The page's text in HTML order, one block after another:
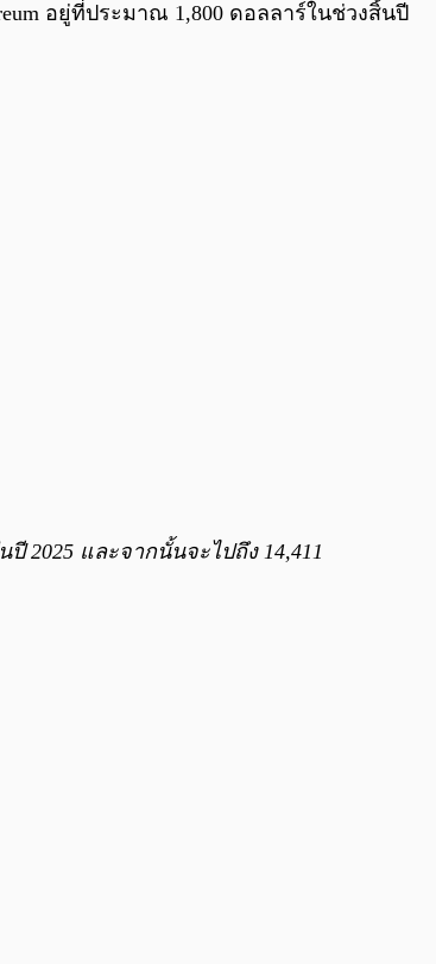
อยู่ที่ประมาณ 1,800 ดอลลาร์ในช่วงสิ้นปี
2025 และจากนั้นจะไปถึง 14,411